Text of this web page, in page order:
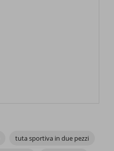
tuta sportiva in due pezzi